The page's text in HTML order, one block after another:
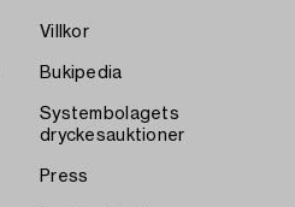
Villkor
Bukipedia
Systembolagets
dryckesauktioner
Press